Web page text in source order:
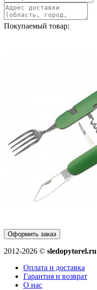
Покупаемый товар:
Оформить заказ
2012-2026 © sledopytorel.ru
Оплата и доставка
Гарантия и возврат
О нас